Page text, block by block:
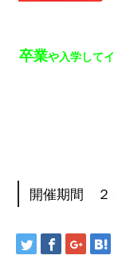
卒業や入学して
開催期間 ２